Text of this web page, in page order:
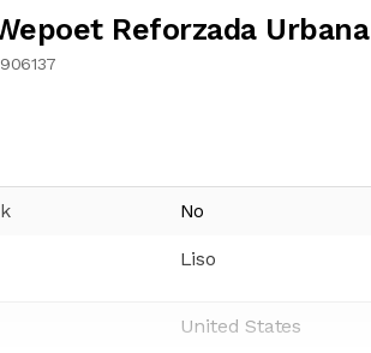
Reforzada Urbana
No
Liso
United States